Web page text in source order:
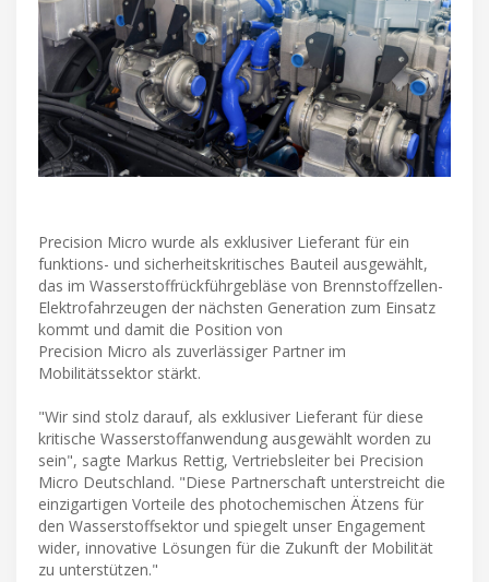
Precision Micro wurde als exklusiver Lieferant für ein
funktions- und sicherheitskritisches Bauteil ausgewählt,
das im Wasserstoffrückführgebläse von Brennstoffzellen-
Elektrofahrzeugen der nächsten Generation zum Einsatz
kommt und damit die Position von
Precision Micro als zuverlässiger Partner im
Mobilitätssektor stärkt.
"Wir sind stolz darauf, als exklusiver Lieferant für diese
kritische Wasserstoffanwendung ausgewählt worden zu
sein", sagte Markus Rettig, Vertriebsleiter bei Precision
Micro Deutschland. "Diese Partnerschaft unterstreicht die
einzigartigen Vorteile des photochemischen Ätzens für
den Wasserstoffsektor und spiegelt unser Engagement
wider, innovative Lösungen für die Zukunft der Mobilität
zu unterstützen."